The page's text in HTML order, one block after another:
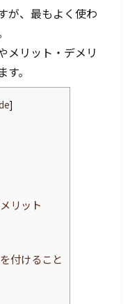
が、最もよく使わ
メリット・デメリ
。
]
リット
付けること